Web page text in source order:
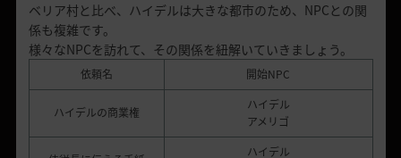
ベリア村と比べ、ハイデルは大きな都市のため、NPCとの関
係も複雑です。
様々なNPCを訪れて、その関係を紐解いていきましょう。
依頼名 開始NPC
ハイデルの商業権
ハイデル
アメリゴ
ハイデル